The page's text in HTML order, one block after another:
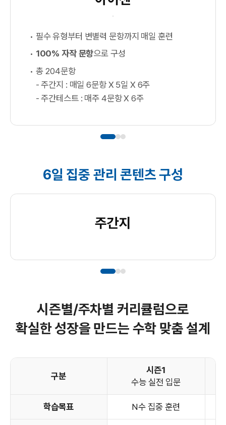
필수 유형부터 변별력 문항까지 매일 훈련
100% 자작 문항으로 구성
총 204문항
- 주간지 : 매일 6문항 X 5일 X 6주
- 주간테스트 : 매주 4문항 X 6주
6일 집중 관리 콘텐츠 구성
주간지
시즌별/주차별 커리큘럼으로
확실한 성장을 만드는 수학 맞춤 설계
구분
시즌1
수능 실전 입문
학습목표 N수 집중 훈련